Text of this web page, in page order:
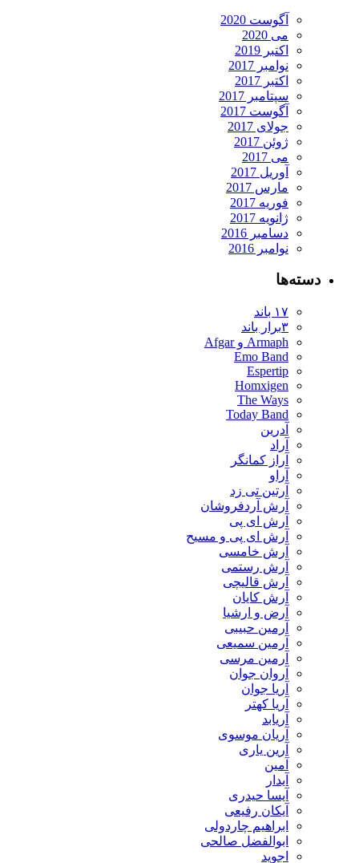
آگوست 2020
سپتامبر 2017
آگوست 2017
جولای 2017
مارس 2017
دسامبر 2016
Armaph و Afgar
Emo Band
Espertip
Homxigen
The Ways
Today Band
آراز کمانگر
آرتین تی زد
آرش آردفروشان
آرش ای پی
آرش ای پی و مسیح
آرش خامسی
آرش رستمی
آرش قالیچی
آرش کایان
​آرض و ارشیا
آرمین حبیبی
آرمین سمیعی
آرمین مرسی
آروان جوان
آریا جوان
آریا کهتر
آریان موسوی
آرین یاری
آیسا حیدری
آیکان رفیعی
ابراهیم چاردولی
ابوالفضل صالحی